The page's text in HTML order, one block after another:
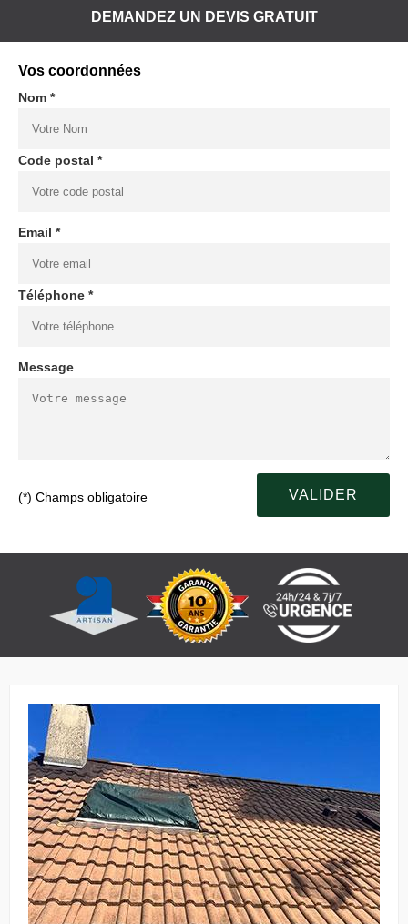
DEMANDEZ UN DEVIS GRATUIT
Vos coordonnées
Nom *
Code postal *
Email *
Téléphone *
Message
(*) Champs obligatoire